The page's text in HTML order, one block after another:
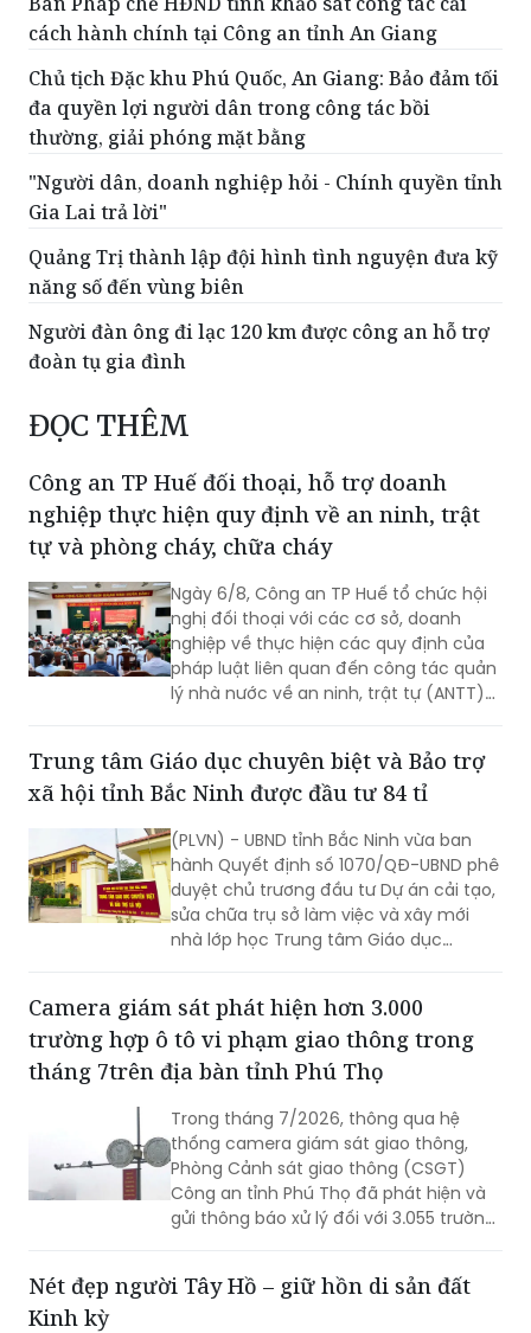
cách hành chính tại Công an tỉnh An Giang
Chủ tịch Đặc khu Phú Quốc, An Giang: Bảo đảm tối
đa quyền lợi người dân trong công tác bồi
thường, giải phóng mặt bằng
"Người dân, doanh nghiệp hỏi - Chính quyền tỉnh
Gia Lai trả lời"
Quảng Trị thành lập đội hình tình nguyện đưa kỹ
năng số đến vùng biên
Người đàn ông đi lạc 120 km được công an hỗ trợ
đoàn tụ gia đình
ĐỌC THÊM
Công an TP Huế đối thoại, hỗ trợ doanh
nghiệp thực hiện quy định về an ninh, trật
tự và phòng cháy, chữa cháy
Ngày 6/8, Công an TP Huế tổ chức hội
nghị đối thoại với các cơ sở, doanh
nghiệp về thực hiện các quy định của
pháp luật liên quan đến công tác quản
lý nhà nước về an ninh, trật tự (ANTT)
Trung tâm Giáo dục chuyên biệt và Bảo trợ
xã hội tỉnh Bắc Ninh được đầu tư 84 tỉ
(PLVN) - UBND tỉnh Bắc Ninh vừa ban
hành Quyết định số 1070/QĐ-UBND phê
duyệt chủ trương đầu tư Dự án cải tạo,
sửa chữa trụ sở làm việc và xây mới
nhà lớp học Trung tâm Giáo dục
đồng.
Camera giám sát phát hiện hơn 3.000
trường hợp ô tô vi phạm giao thông trong
tháng 7trên địa bàn tỉnh Phú Thọ
Trong tháng 7/2026, thông qua hệ
thống camera giám sát giao thông,
Phòng Cảnh sát giao thông (CSGT)
Công an tỉnh Phú Thọ đã phát hiện và
gửi thông báo xử lý đối với 3.055 trường
biến tập trung vào hành vi chạy quá
Nét đẹp người Tây Hồ – giữ hồn di sản đất
Kinh kỳ